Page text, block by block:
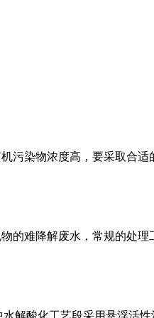
污染物浓度高，要采取合适
的难降解废水，常规的处
解酸化工艺段采用悬浮活